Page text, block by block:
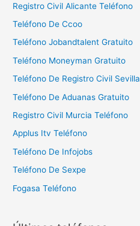
Registro Civil Alicante Teléfono
Teléfono De Ccoo
Teléfono Jobandtalent Gratuito
Teléfono Moneyman Gratuito
Teléfono De Registro Civil Sevilla
Teléfono De Aduanas Gratuito
Registro Civil Murcia Teléfono
Applus Itv Teléfono
Teléfono De Infojobs
Teléfono De Sexpe
Fogasa Teléfono